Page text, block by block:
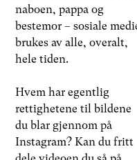
naboen, pappa og
bestemor – sosiale
brukes av alle, overalt,
hele tiden.
Hvem har egentlig
rettighetene til bildene
du blar gjennom på
Instagram? Kan du fritt